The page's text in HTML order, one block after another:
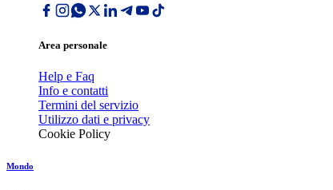
Area personale
Help e Faq
Info e contatti
Termini del servizio
Utilizzo dati e privacy
Cookie Policy
Mondo